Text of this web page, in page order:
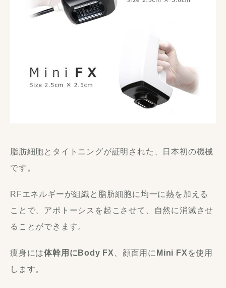
脂肪細胞とタイトニングが証明された、日本初の機械
です。
RFエネルギーが組織と脂肪細胞に均一に熱を加える
ことで、アポトーシスを起こさせて、自然に消滅させ
ることができます。
痩身には体幹用にBody FX 、顔面用に Mini FX を使用
します。